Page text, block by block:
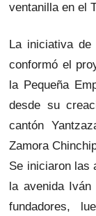
ventanilla en el
La iniciativa
conformó el
la Pequeña
desde su
cantón
Zamora
Se iniciaron las
la avenida
fundadores,